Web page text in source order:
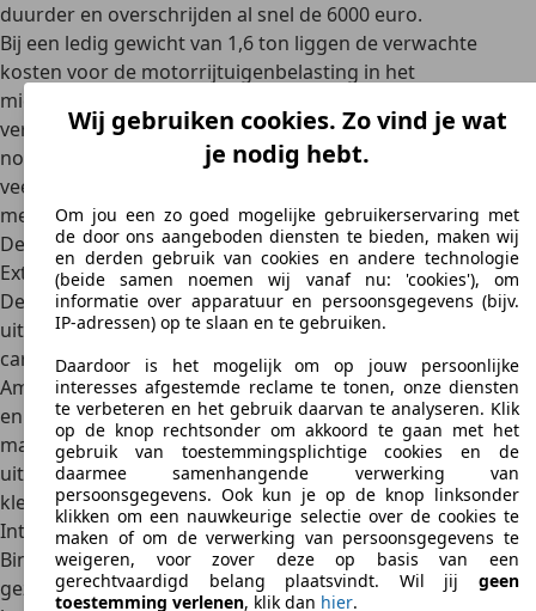
duurder en overschrijden al snel de 6000 euro.
Bij een ledig gewicht van 1,6 ton liggen de verwachte
kosten voor de motorrijtuigenbelasting in het
middensegment. Je kunt hier een jaarlijkse kost
verwachten tot 1032 euro . Met ongeveer acht liter onder
normale rijomstandigheden is het verbruik aanvaardbaar;
veel Amerikaanse auto's verbruiken namelijk aanzienlijk
meer.
Design
Exterieur
De Dodge Avenger wordt gekenmerkt dooreen sportieve
uitstraling met een kenmerkende grilleen een brede
carrosserie aan de achterzijde, geheel in de traditie van
Amerikaanse muscle cars. De mistlampen aan de voorzijde
en de aluminium velgen in verschillende maten tot 18 inch,
maar ook de spoilers benadrukken de sportieve
uitstraling. Bovendien kan de wagen dankzij de vele
kleuren en metallic lak sterk worden gepersonaliseerd.
Interieur
Binnenin biedt de Dodge Avenger veel ruimte voor het hele
gezin. Voorin zorgen de grote sportstoelen in leder, die
Wij gebruiken cookies. Zo vind je wat
je nodig hebt.
Om jou een zo goed mogelijke gebruikerservaring met
de door ons aangeboden diensten te bieden, maken wij
en derden gebruik van cookies en andere technologie
(beide samen noemen wij vanaf nu: 'cookies'), om
informatie over apparatuur en persoonsgegevens (bijv.
IP-adressen) op te slaan en te gebruiken.
Daardoor is het mogelijk om op jouw persoonlijke
interesses afgestemde reclame te tonen, onze diensten
te verbeteren en het gebruik daarvan te analyseren. Klik
op de knop rechtsonder om akkoord te gaan met het
gebruik van toestemmingsplichtige cookies en de
daarmee samenhangende verwerking van
persoonsgegevens. Ook kun je op de knop linksonder
klikken om een nauwkeurige selectie over de cookies te
maken of om de verwerking van persoonsgegevens te
weigeren, voor zover deze op basis van een
gerechtvaardigd belang plaatsvindt. Wil jij geen
toestemming verlenen, klik dan hier.